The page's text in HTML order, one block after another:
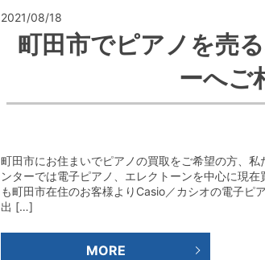
2021/08/18
町田市でピアノを売
ーへご
町田市にお住まいでピアノの買取をご希望の方、私
ンターでは電子ピアノ、エレクトーンを中心に現在
も町田市在住のお客様よりCasio／カシオの電子ピ
出 […]
MORE